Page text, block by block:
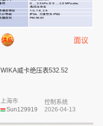
面议
WIKA威卡绝压表532.52
Sun129919
上海市
控制系统
2026-04-13